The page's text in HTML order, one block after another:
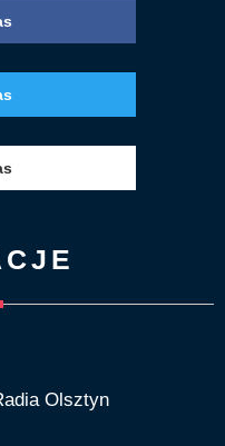
Olsztyn